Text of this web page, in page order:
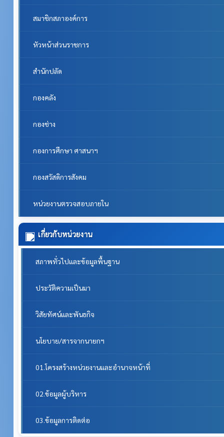
สมาชิกสภาองค์การ
หัวหน้าส่วนราชการ
สำนักปลัด
กองคลัง
กองช่าง
กองการศึกษา ศาสนาฯ
กองสวัสดิการสังคม
หน่วยงานตรวจสอบภายใน
เกี่ยวกับหน่วยงาน
สภาพทั่วไปและข้อมูลพื้นฐาน
ประวัติความเป็นมา
วิสัยทัศน์และพันธกิจ
นโยบาย/สารจากนายกฯ
01.โครงสร้างหน่วยงานและอำนาจหน้าที่
02.ข้อมูลผู้บริหาร
03.ข้อมูลการติดต่อ